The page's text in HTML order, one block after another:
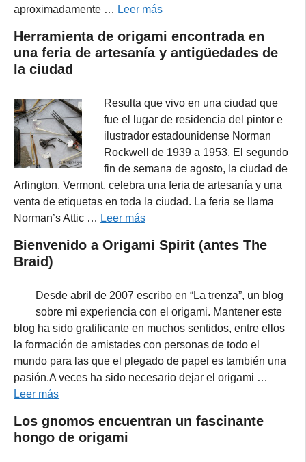
aproximadamente … Leer más
Herramienta de origami encontrada en
una feria de artesanía y antigüedades de
la ciudad
Resulta que vivo en una ciudad que
fue el lugar de residencia del pintor e
ilustrador estadounidense Norman
Rockwell de 1939 a 1953. El segundo
fin de semana de agosto, la ciudad de
Arlington, Vermont, celebra una feria de artesanía y una
venta de etiquetas en toda la ciudad. La feria se llama
Norman’s Attic … Leer más
Bienvenido a Origami Spirit (antes The
Braid)
Desde abril de 2007 escribo en “La trenza”, un blog
sobre mi experiencia con el origami. Mantener este
blog ha sido gratificante en muchos sentidos, entre ellos
la formación de amistades con personas de todo el
mundo para las que el plegado de papel es también una
pasión.A veces ha sido necesario dejar el origami …
Leer más
Los gnomos encuentran un fascinante
hongo de origami